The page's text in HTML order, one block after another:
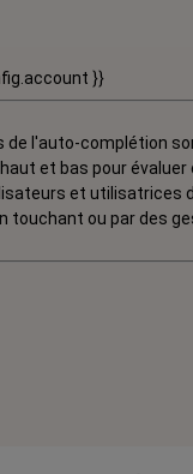
}}
de l'auto-complétion
et bas pour évaluer
et utilisatrices
touchant ou par des